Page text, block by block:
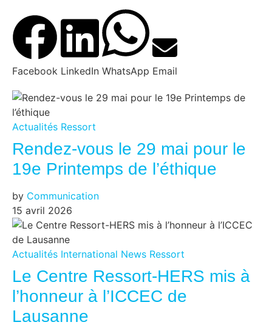
Facebook LinkedIn WhatsApp Email
Actualités Ressort
Rendez-vous le 29 mai pour le
19e Printemps de l’éthique
by Communication
15 avril 2026
Actualités International News Ressort
Le Centre Ressort-HERS mis à
l’honneur à l’ICCEC de
Lausanne